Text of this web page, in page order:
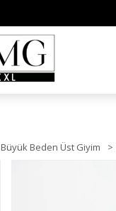
Büyük Beden Üst Giyim >